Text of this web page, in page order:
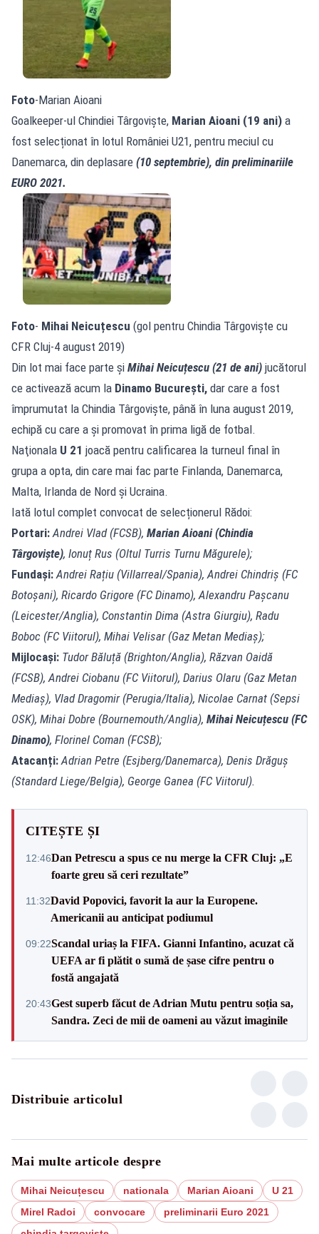
Foto-Marian Aioani
Goalkeeper-ul Chindiei Târgoviște, Marian Aioani (19 ani) a
fost selecționat în lotul României U21, pentru meciul cu
Danemarca, din deplasare (10 septembrie), din preliminariile
EURO 2021.
Foto- Mihai Neicuțescu (gol pentru Chindia Târgoviște cu
CFR Cluj-4 august 2019)
Din lot mai face parte și Mihai Neicuțescu (21 de ani) jucătorul
ce activează acum la Dinamo București, dar care a fost
împrumutat la Chindia Târgoviște, până în luna august 2019,
echipă cu care a și promovat în prima ligă de fotbal.
Naţionala U 21 joacă pentru calificarea la turneul final în
grupa a opta, din care mai fac parte Finlanda, Danemarca,
Malta, Irlanda de Nord şi Ucraina.
Iată lotul complet convocat de selecționerul Rădoi:
Portari: Andrei Vlad (FCSB), Marian Aioani (Chindia
Târgoviște), Ionuț Rus (Oltul Turris Turnu Măgurele);
Fundași: Andrei Rațiu (Villarreal/Spania), Andrei Chindriș (FC
Botoșani), Ricardo Grigore (FC Dinamo), Alexandru Pașcanu
(Leicester/Anglia), Constantin Dima (Astra Giurgiu), Radu
Boboc (FC Viitorul), Mihai Velisar (Gaz Metan Mediaș);
Mijlocași: Tudor Băluță (Brighton/Anglia), Răzvan Oaidă
(FCSB), Andrei Ciobanu (FC Viitorul), Darius Olaru (Gaz Metan
Mediaș), Vlad Dragomir (Perugia/Italia), Nicolae Carnat (Sepsi
OSK), Mihai Dobre (Bournemouth/Anglia), Mihai Neicuțescu (FC
Dinamo), Florinel Coman (FCSB);
Atacanți: Adrian Petre (Esjberg/Danemarca), Denis Drăguș
(Standard Liege/Belgia), George Ganea (FC Viitorul).
CITEȘTE ȘI
12:46Dan Petrescu a spus ce nu merge la CFR Cluj: „E
foarte greu să ceri rezultate”
11:32David Popovici, favorit la aur la Europene.
Americanii au anticipat podiumul
09:22Scandal uriaș la FIFA. Gianni Infantino, acuzat că
UEFA ar fi plătit o sumă de șase cifre pentru o
fostă angajată
20:43Gest superb făcut de Adrian Mutu pentru soția sa,
Sandra. Zeci de mii de oameni au văzut imaginile
Distribuie articolul
Mai multe articole despre
Mihai Neicuțescu nationala Marian Aioani
U 21
Mirel Radoi
convocare
preliminarii Euro 2021